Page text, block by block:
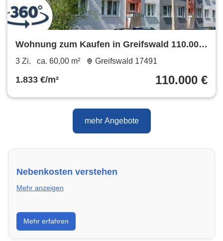
Wohnung zum Kaufen in Greifswald 110.000
€ 60 m²
3 Zi. ca. 60,00 m² Greifswald 17491
1.833 €/m² 110.000 €
mehr Angebote
Nebenkosten verstehen
Mehr anzeigen
Erfahre, welche Nebenkosten rechtmäßig sind und
wie du deine monatliche Belastung optimieren
kannst.
Mehr erfahren